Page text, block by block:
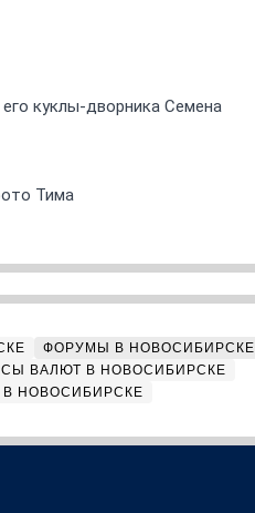
куклы-дворника Семена
Тима
ФОРУМЫ В НОВОСИБИРСКЕ
ВАЛЮТ В НОВОСИБИРСКЕ
В НОВОСИБИРСКЕ